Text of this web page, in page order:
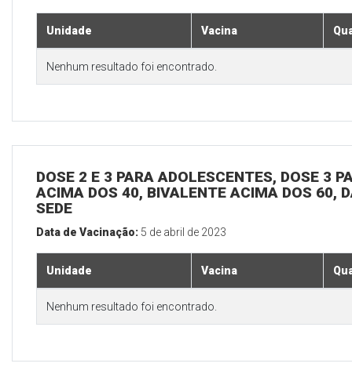
Unidade Vacina
Nenhum resultado foi encontrado.
DOSE 2 E 3 PARA ADOLESCENTES, DOSE 3
ACIMA DOS 40, BIVALENTE ACIMA DOS 60,
SEDE
Data de Vacinação: 5 de abril de 2023
Unidade Vacina
Nenhum resultado foi encontrado.